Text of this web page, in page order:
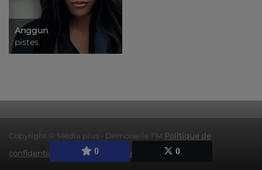
0 0
Anggun
pistes
Copyright © Média plus - Demoiselle FM Politique de
confidentialité
Mentions légales